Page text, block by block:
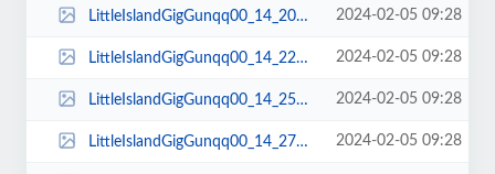
LittleIslandGigGunqq00_14_20qq00110.jpg 2024-02-05 09:28
LittleIslandGigGunqq00_14_22qq00111.jpg 2024-02-05 09:28
LittleIslandGigGunqq00_14_25qq00112.jpg 2024-02-05 09:28
LittleIslandGigGunqq00_14_27qq00113.jpg 2024-02-05 09:28